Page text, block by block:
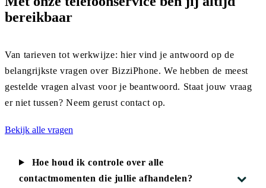
bereikbaar
Van tarieven tot werkwijze: hier vind je antwoord op de
belangrijkste vragen over BizziPhone. We hebben de meest
gestelde vragen alvast voor je beantwoord. Staat jouw vraag
er niet tussen? Neem gerust contact op.
Bekijk alle vragen
Hoe houd ik controle over alle
contactmomenten die jullie afhandelen?